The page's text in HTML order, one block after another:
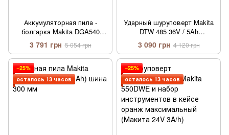
Аккумуляторная пила -
болгарка Makita DGA540
Бесщёточная 24V / 5Ah
3 791 грн 5 054 грн
Ударный шуруповерт Makita
DTW 485 36V / 5Ah
Усиленный аккумуляторный
инструмент Макита
3 090 грн 4 120 грн
−25%
осталось 13 часов
−25%
осталось 13 часов